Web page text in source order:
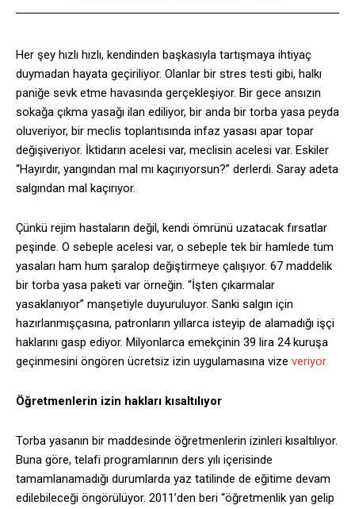
Her şey hızlı hızlı, kendinden başkasıyla tartışmaya ihtiyaç
duymadan hayata geçiriliyor. Olanlar bir stres testi gibi, halkı
paniğe sevk etme havasında gerçekleşiyor. Bir gece ansızın
sokağa çıkma yasağı ilan ediliyor, bir anda bir torba yasa peyda
oluveriyor, bir meclis toplantısında infaz yasası apar topar
değişiveriyor. İktidarın acelesi var, meclisin acelesi var. Eskiler
“Hayırdır, yangından mal mı kaçırıyorsun?” derlerdi. Saray adeta
salgından mal kaçırıyor.
Çünkü rejim hastaların değil, kendi ömrünü uzatacak fırsatlar
peşinde. O sebeple acelesi var, o sebeple tek bir hamlede tüm
yasaları ham hum şaralop değiştirmeye çalışıyor. 67 maddelik
bir torba yasa paketi var örneğin. “İşten çıkarmalar
yasaklanıyor” manşetiyle duyuruluyor. Sanki salgın için
hazırlanmışçasına, patronların yıllarca isteyip de alamadığı işçi
haklarını gasp ediyor. Milyonlarca emekçinin 39 lira 24 kuruşa
geçinmesini öngören ücretsiz izin uygulamasına vize veriyor.
Öğretmenlerin izin hakları kısaltılıyor
Torba yasanın bir maddesinde öğretmenlerin izinleri kısaltılıyor.
Buna göre, telafi programlarının ders yılı içerisinde
tamamlanamadığı durumlarda yaz tatilinde de eğitime devam
edilebileceği öngörülüyor. 2011’den beri “öğretmenlik yan gelip